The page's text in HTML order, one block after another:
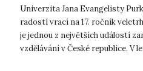
Univerzita Jana Evangelisty
radostí vrací na 17. ročník
je jednou z největších událostí
vzdělávání v České republice. V